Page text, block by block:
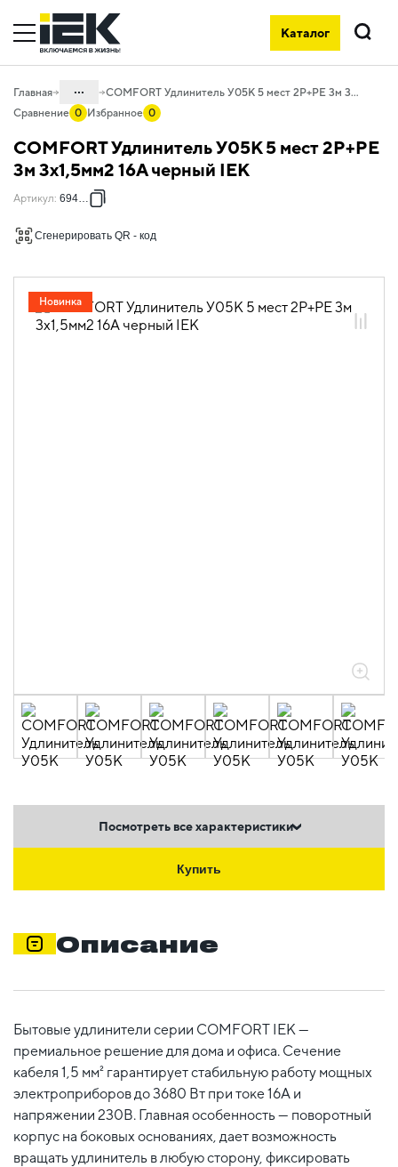
Каталог
Поиск
Главная ...
06. Изделия электроустановочные,
удлинители и силовые разъемы
06.02 Удлинители бытовые и сетевые
06.02.01.07 Удлинители бытовые
COMFORT Удлинитель У05К 5 мест 2P+PE 3м 3х1,5мм2 16А черный IEK
Сравнение 0 Избранное 0
COMFORT Удлинитель У05К 5 мест 2P+PE
3м 3х1,5мм2 16А черный IEK
Новинка
Артикул: 694688
Сгенерировать QR - код
Посмотреть все характеристики
Купить
Описание
Бытовые удлинители серии COMFORT IEK —
премиальное решение для дома и офиса. Сечение
кабеля 1,5 мм² гарантирует стабильную работу мощных
электроприборов до 3680 Вт при токе 16А и
напряжении 230В. Главная особенность — поворотный
корпус на боковых основаниях, дает возможность
вращать удлинитель в любую сторону, фиксировать